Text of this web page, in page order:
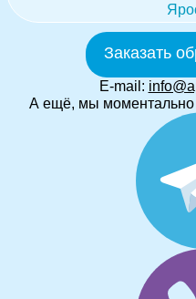
Заказать
E-mail:
А ещё, мы моментально